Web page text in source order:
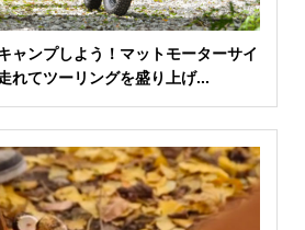
ャンプしよう！マットモーターサイ
れてツーリングを盛り上げ...